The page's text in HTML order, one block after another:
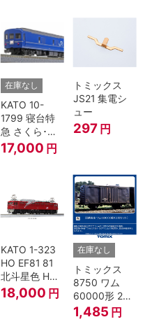
在庫なし
KATO 10-
1799 寝台特
急 さくら･は
やぶさ/富士
24系 9両セッ
17,000 円
トミックス
JS21 集電シ
ュー
297 円
KATO 1-323
HO EF81 81
北斗星色 HO
ゲージ
18,000 円
在庫なし
トミックス
8750 ワム
60000形 2両
セット Nゲー
ジ
1,485 円